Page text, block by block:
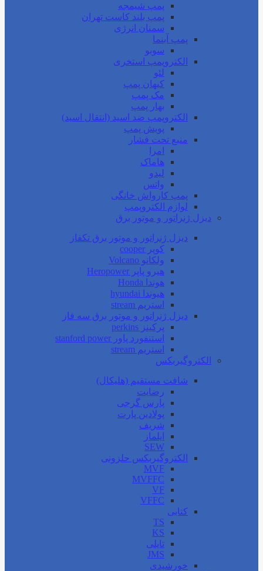
پمپ شیمجه
پمپ بلند کاست تهران
سمنان انرژی
پمپ آبنما
سوبو
الکتروپمپ استخری
لئو
کیهان پمپ
مک پمپ
بهار پمپ
الکتروپمپ ضد اسید (انتقال اسید)
پویش پمپ
منبع تحت فشار
امرا
هاماک
لیدو
واتس
پمپ کارواش خانگی
لوازم الکتروپمپ
دیزل ژنراتور و موتور برق
دیزل ژنراتور و موتور برق تکفاز
کوپر cooper
ولکانو Volcano
هیرو پاپر Heropower
هوندا Honda
هیوندا hyundai
استریم stream
دیزل ژنراتور و موتور برق سه فاز
پرکینز perkins
استنفورد پاور stanford power
استریم stream
الکتروگیربکس
شافت مستقیم (هلیکال)
رضایت
پارس گرجی
پولادین پارت
شریف
ایلماز
SEW
الکتروگیربکس حلزونی
MVF
MVFFC
VF
VFFC
کتابی
TS
KS
تایلی
JMS
خورشیدی